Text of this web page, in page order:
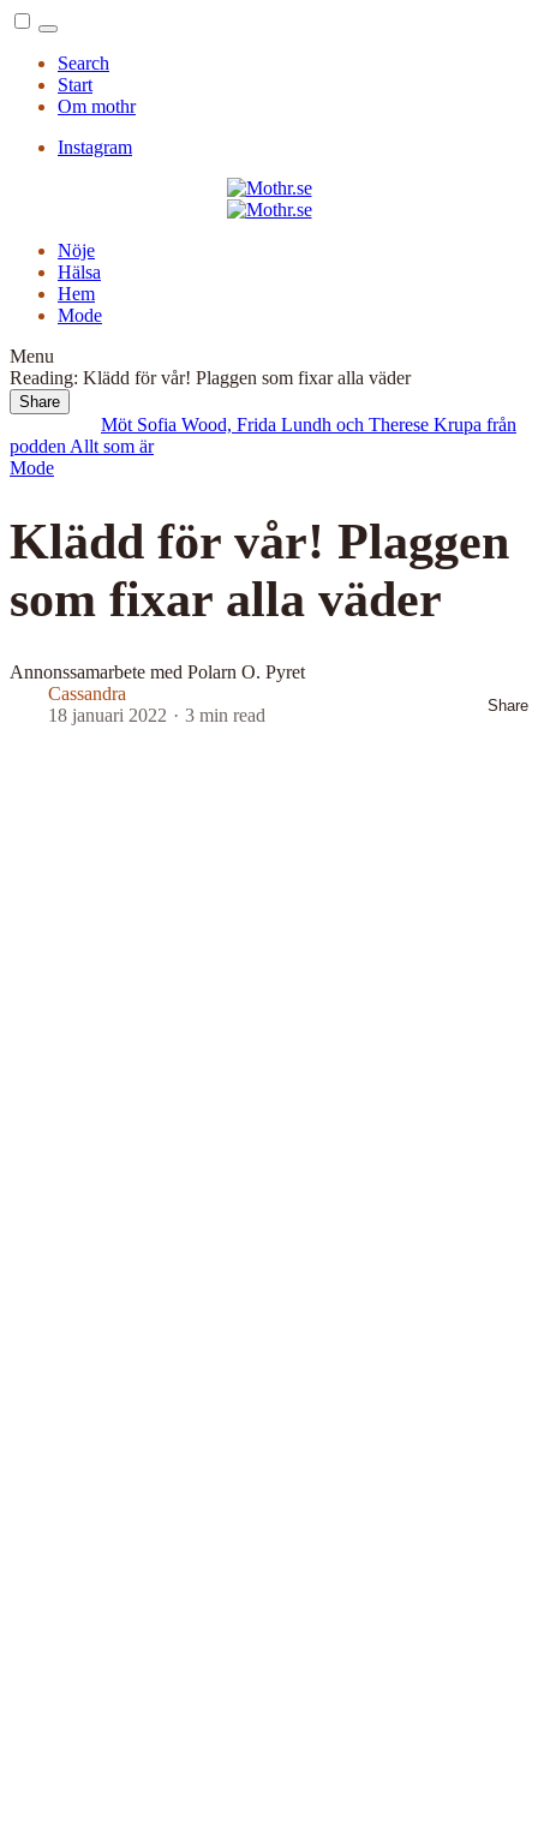
Menu
Search
Start
Om mothr
Instagram
Nöje
Hälsa
Hem
Mode
Menu
Reading: Klädd för vår! Plaggen som fixar alla väder
Share
Möt Sofia Wood, Frida Lundh och Therese Krupa från
podden Allt som är
Mode
Klädd för vår! Plaggen
som fixar alla väder
Annonssamarbete med Polarn O. Pyret
Cassandra
18 januari 2022
3 min read Share